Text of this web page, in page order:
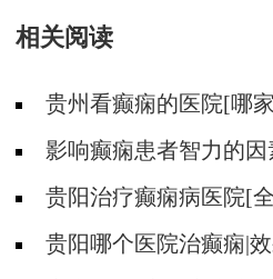
相关阅读
贵州看癫痫的医院[哪
因?影响癫痫患者智力的因
贵阳治疗癫痫病医院[
起癫痫吗？
贵阳哪个医院治癫痫|